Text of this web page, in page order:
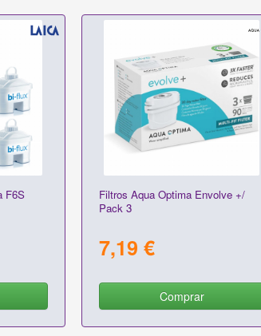
F6S
Filtros Aqua Optima Envolve +/
Pack 3
7,19 €
Comprar